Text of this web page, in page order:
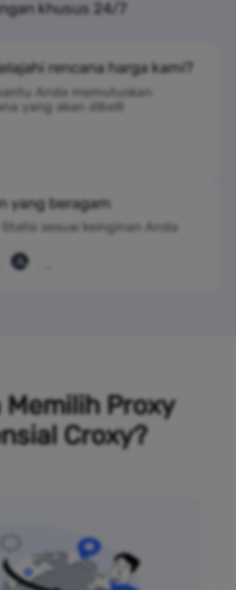
khusus 24/7
rencana harga kami?
Anda memutuskan
yang akan dibeli!
yang beragam
Statis sesuai keinginan Anda
Memilih Proxy
Croxy?